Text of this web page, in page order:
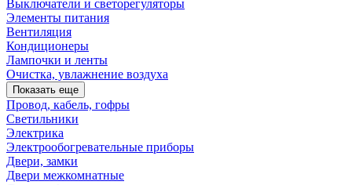
Выключатели и светорегуляторы
Элементы питания
Вентиляция
Кондиционеры
Лампочки и ленты
Очистка, увлажнение воздуха
Показать еще
Провод, кабель, гофры
Светильники
Электрика
Электрообогревательные приборы
Двери, замки
Двери межкомнатные